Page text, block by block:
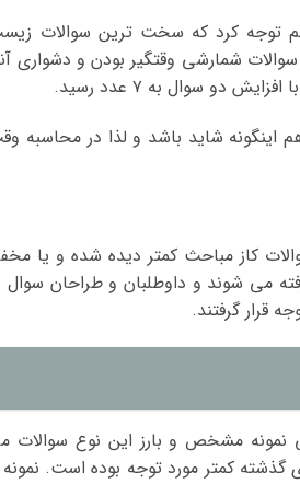
کنکور ۹۶ باید به این نکته مهم توجه کرد که سخت ترین سوالات
شمارشی وقتگیر بودن و دشواری
اینگونه شاید باشد و لذا در محاسبه
کنکور ۹۶ نکته جالب، طرح سوالات کاز مباحث کمتر دیده شده و یا
می شوند و داوطلبان و طراحان سوال
۳ و ۴ کتاب پیش دانشگاهی نمونه مشخص و بارز این نوع
سال های گذشته کمتر مورد توجه بوده است. نمونه